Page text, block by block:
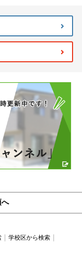
学校区から検索